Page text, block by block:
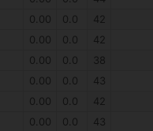
0.00 0.0
42
0.00 0.0
42
0.00 0.0
38
0.00 0.0
43
0.00 0.0
42
0.00 0.0 43